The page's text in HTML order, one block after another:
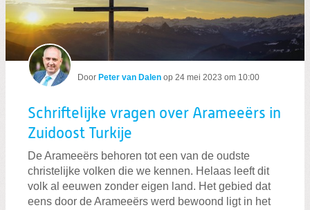
Door Peter van Dalen op 24 mei 2023 om 10:00
Schriftelijke vragen over Arameeërs in
Zuidoost Turkije
De Arameeërs behoren tot een van de oudste
christelijke volken die we kennen. Helaas leeft dit
volk al eeuwen zonder eigen land. Het gebied dat
eens door de Arameeërs werd bewoond ligt in het